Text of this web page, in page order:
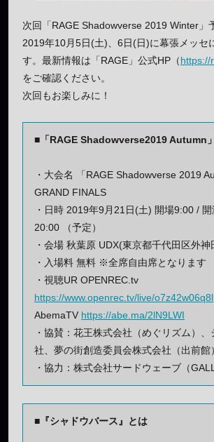
次回「RAGE Shadowverse 2019 Winter」
2019年10月5日(土)、6日(日)に幕張メッセ
す。最新情報は「RAGE」公式HP（https://
をご確認ください。
次回もお楽しみに！
■「RAGE Shadowverse2019 Autumn
・大会名 「RAGE Shadowverse 2019
GRAND FINALS
・日時 2019年9月21日(土) 開場9:00 /
20:00 （予定）
・会場 秋葉原 UDX(東京都千代田区外神
・入場料 無料 ※全席自由席となります
・視聴UR OPENREC.tv
https://www.openrec.tv/live/o7z42w06q8l
AbemaTV https://abe.ma/2lN9LWI
・協賛：花王株式会社（めぐリズム）
社、夢の街創造委員会株式会社（出前館）
・協力：株式会社サードウェーブ（
■『シャドウバース』とは